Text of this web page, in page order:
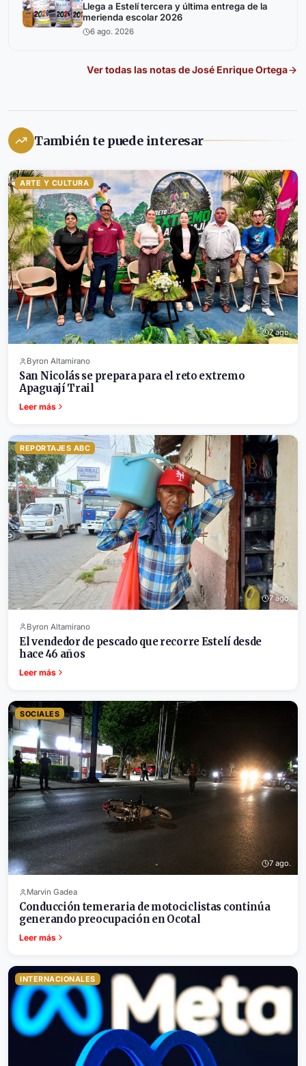
Llega a Estelí tercera y última entrega de la
merienda escolar 2026
6 ago. 2026
Ver todas las notas deJosé Enrique Ortega
También te puede interesar
ARTE Y CULTURA
7 ago.
Byron Altamirano
San Nicolás se prepara para el reto extremo
Apaguají Trail
Leer más
REPORTAJES ABC
7 ago.
Byron Altamirano
El vendedor de pescado que recorre Estelí desde
hace 46 años
Leer más
SOCIALES
7 ago.
Marvin Gadea
Conducción temeraria de motociclistas continúa
generando preocupación en Ocotal
Leer más
INTERNACIONALES